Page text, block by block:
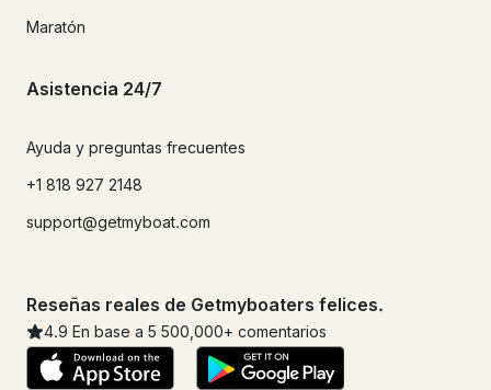
Maratón
Asistencia 24/7
Ayuda y preguntas frecuentes
+1 818 927 2148
support@getmyboat.com
Reseñas reales de Getmyboaters felices.
4.9 En base a 5 500,000+ comentarios